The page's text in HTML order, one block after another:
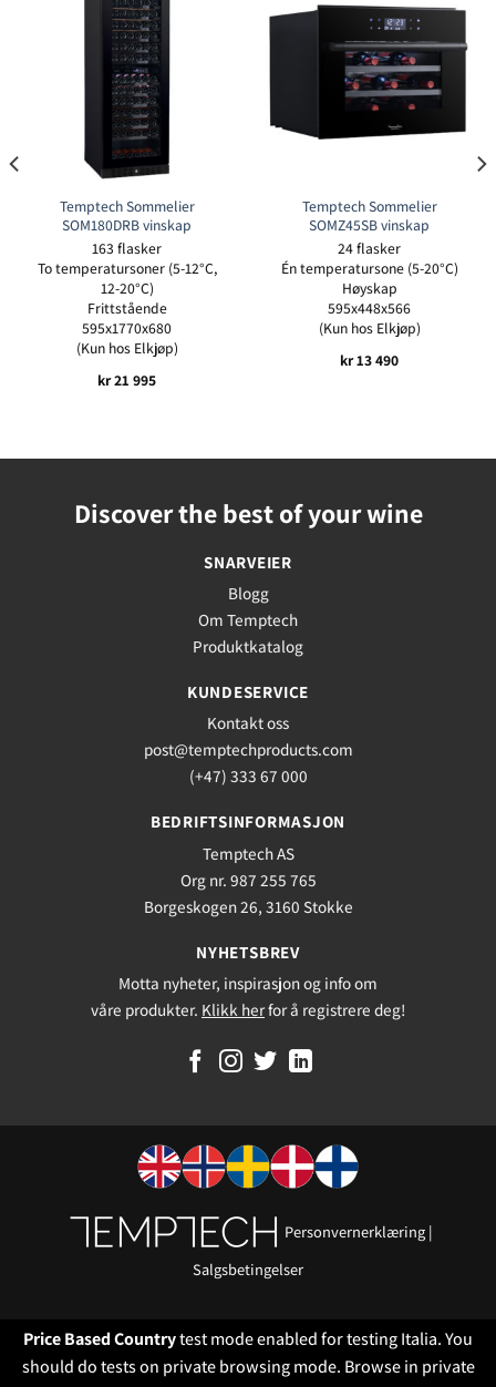
Temptech Sommelier
SOM180DRB vinskap
163 flasker
To temperatursoner (5-12°C,
12-20°C)
Frittstående
595x1770x680
(Kun hos Elkjøp)
kr21 995
Temptech Sommelier
SOMZ45SB vinskap
24 flasker
Én temperatursone (5-20°C)
Høyskap
595x448x566
(Kun hos Elkjøp)
kr13 490
Discover the best of your wine
SNARVEIER
Blogg
Om Temptech
Produktkatalog
KUNDESERVICE
Kontakt oss
post@temptechproducts.com
(+47) 333 67 000
BEDRIFTSINFORMASJON
Temptech AS
Org nr. 987 255 765
Borgeskogen 26, 3160 Stokke
NYHETSBREV
Motta nyheter, inspirasjon og info om
våre produkter. Klikk herfor å registrere deg!
Personvernerklæring |
Salgsbetingelser
Price Based Countrytest mode enabled for testing Italia. You
should do tests on private browsing mode. Browse in private